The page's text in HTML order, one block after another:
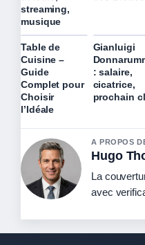
streaming,
musique
Table de
Cuisine –
Guide
Complet pour
Choisir
l’Idéale
Gianluigi
: salaire,
cicatrice,
prochain
A PROPOS
Hugo
La
avec